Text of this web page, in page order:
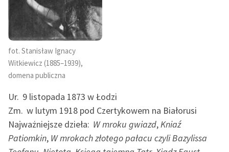
Zasady wykorzystania
Wolnych Lektur
Logotypy
Materiały promocyjne
Polityka prywatności
Regulamin biblioteki
Dane fundacji i
sprawozdania finansowe
fot. Stanisław Ignacy
Witkiewicz (1885–1939),
domena publiczna
Ur. 9 listopada 1873 w Łodzi
Zm. w lutym 1918 pod Czertykowem na Białorusi
Najważniejsze dzieła: W mroku gwiazd,Kniaź
Patiomkin, W mrokach złotego pałacu czyli Bazylissa